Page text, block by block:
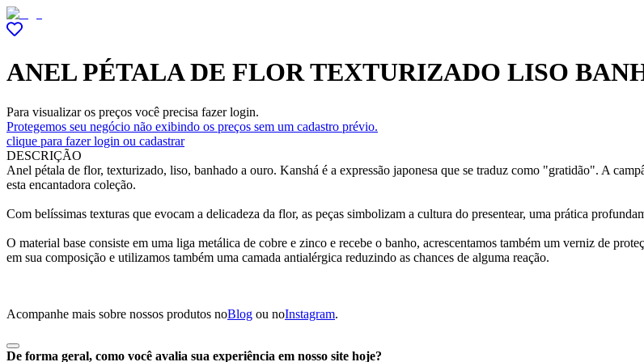
ANEL PÉTALA DE FLOR TEXTURIZADO LISO
Para visualizar os preços você precisa fazer login.
Protegemos seu negócio não exibindo os preços sem um cadastro prévio.
clique para fazer login ou cadastrar
DESCRIÇÃO
Anel pétala de flor, texturizado, liso, banhado a ouro. Kanshá é a expressão japonesa que se traduz como "gratidão". A
esta encantadora coleção.
Com belíssimas texturas que evocam a delicadeza da flor, as peças simbolizam a cultura do presentear, uma prática
O material base consiste em uma liga metálica de cobre e zinco e recebe o banho, acrescentamos também um verniz de
em sua composição e utilizamos também uma camada antialérgica reduzindo as chances de alguma reação.
Acompanhe mais sobre nossos produtos noBlog ou noInstagram.
De forma geral, como você avalia sua experiência em nosso site hoje?